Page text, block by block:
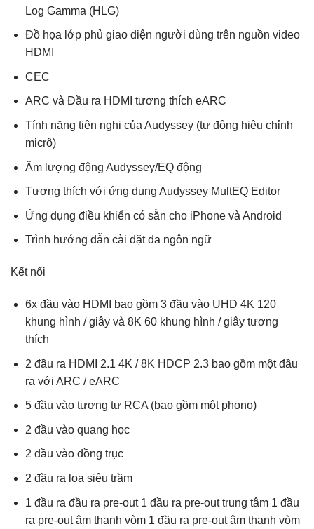
Log Gamma (HLG)
Đồ họa lớp phủ giao diện người dùng trên nguồn video
HDMI
CEC
ARC và Đầu ra HDMI tương thích eARC
Tính năng tiện nghi của Audyssey (tự động hiệu chỉnh
micrô)
Âm lượng động Audyssey/EQ động
Tương thích với ứng dụng Audyssey MultEQ Editor
Ứng dụng điều khiển có sẵn cho iPhone và Android
Trình hướng dẫn cài đặt đa ngôn ngữ
Kết nối
6x đầu vào HDMI bao gồm 3 đầu vào UHD 4K 120
khung hình / giây và 8K 60 khung hình / giây tương
thích
2 đầu ra HDMI 2.1 4K / 8K HDCP 2.3 bao gồm một đầu
ra với ARC / eARC
5 đầu vào tương tự RCA (bao gồm một phono)
2 đầu vào quang học
2 đầu vào đồng trục
2 đầu ra loa siêu trầm
1 đầu ra đầu ra pre-out 1 đầu ra pre-out trung tâm 1 đầu
ra pre-out âm thanh vòm 1 đầu ra pre-out âm thanh vòm